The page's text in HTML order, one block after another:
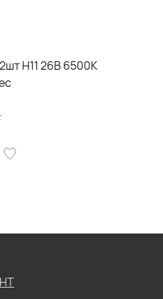
H11 26В 6500К